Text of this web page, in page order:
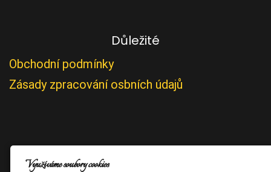
Důležité
Obchodní podmínky
Zásady zpracování osbních údajů
Využíváme soubory cookies